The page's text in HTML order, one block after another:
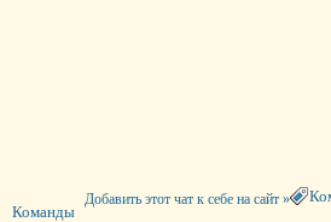
Добавить этот чат к себе на сайт »
Команды